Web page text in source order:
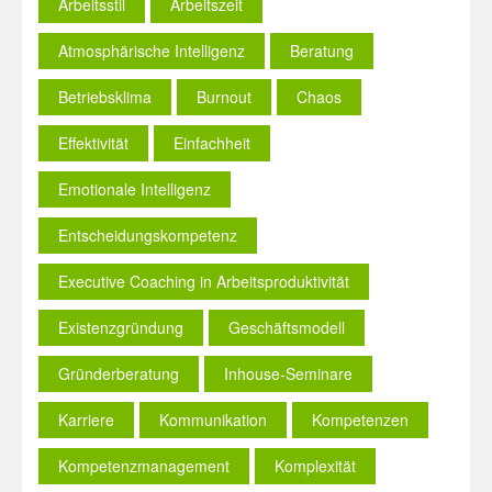
Atmosphärische Intelligenz Beratung
Betriebsklima Burnout Chaos
Effektivität Einfachheit
Emotionale Intelligenz
Entscheidungskompetenz
Executive Coaching in Arbeitsproduktivität
Existenzgründung Geschäftsmodell
Gründerberatung Inhouse-Seminare
Karriere Kommunikation Kompetenzen
Kompetenzmanagement Komplexität